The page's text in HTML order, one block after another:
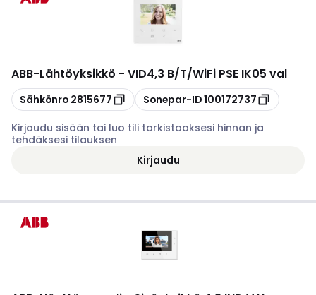
ABB-Lähtöyksikkö - VID4,3 B/T/WiFi PSE IK05 val
Kopioi
Sähkönro 2815677 Kopioi
Sonepar-ID100172737
Kirjaudu sisään tai luo tili tarkistaaksesi hinnan ja
tehdäksesi tilauksen
Kirjaudu